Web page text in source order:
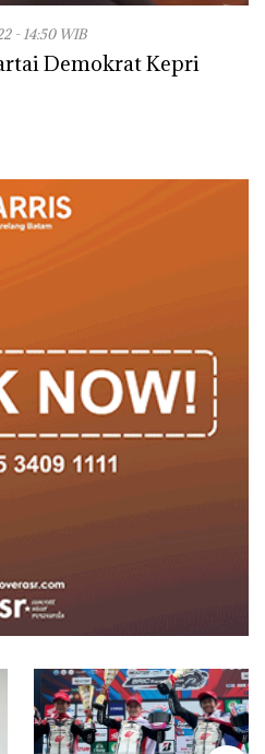
- 14:50 WIB
Demokrat Kepri